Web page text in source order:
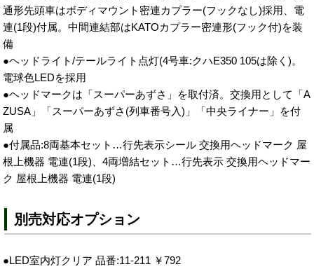
通形先頭車はボディマウント密連カプラー(フックなし)採用、電
連(1段)付属。中間連結部はKATOカプラー密連形(フック付)を装
備
●ヘッドライト/テールライト点灯(4号車:クハE350 105は除く)。
電球色LEDを採用
●ヘッドマークは「スーパーあずさ」を取付済。交換用として「A
ZUSA」「スーパーあずさ(列車番号入)」「中央ライナー」を付
属
●付属品:8両基本セット…行先表示シール 交換用ヘッドマーク 屋
根上機器 電連(1段)、4両増結セット…行先表示 交換用ヘッドマー
ク 屋根上機器 電連(1段)
別売対応オプション
●LED室内灯クリア 品番:11-211 ￥792